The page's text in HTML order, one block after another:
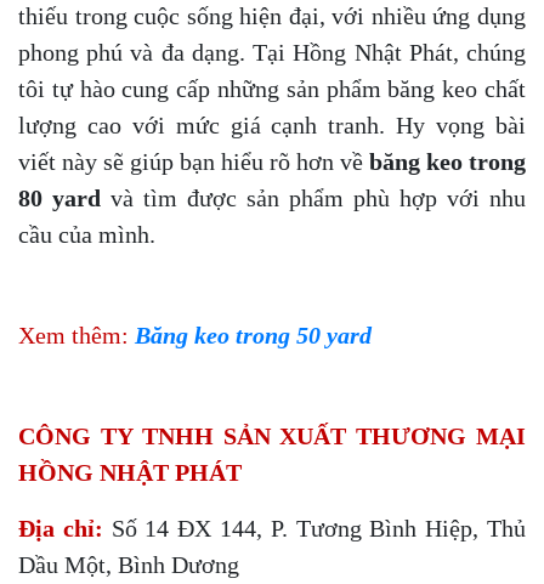
thiếu trong cuộc sống hiện đại, với nhiều ứng dụng
phong phú và đa dạng. Tại Hồng Nhật Phát, chúng
tôi tự hào cung cấp những sản phẩm băng keo chất
lượng cao với mức giá cạnh tranh. Hy vọng bài
viết này sẽ giúp bạn hiểu rõ hơn về băng keo trong
80 yard và tìm được sản phẩm phù hợp với nhu
cầu của mình.
Xem thêm: Băng keo trong 50 yard
CÔNG TY TNHH SẢN XUẤT THƯƠNG MẠI
HỒNG NHẬT PHÁT
Địa chỉ: Số 14 ĐX 144, P. Tương Bình Hiệp, Thủ
Dầu Một, Bình Dương